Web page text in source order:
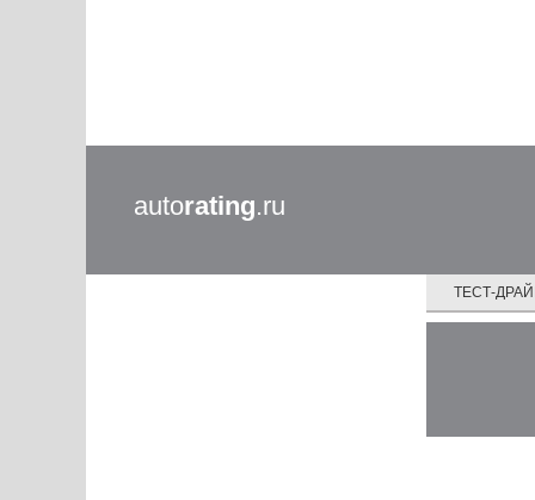
autorating.ru
ТЕСТ-